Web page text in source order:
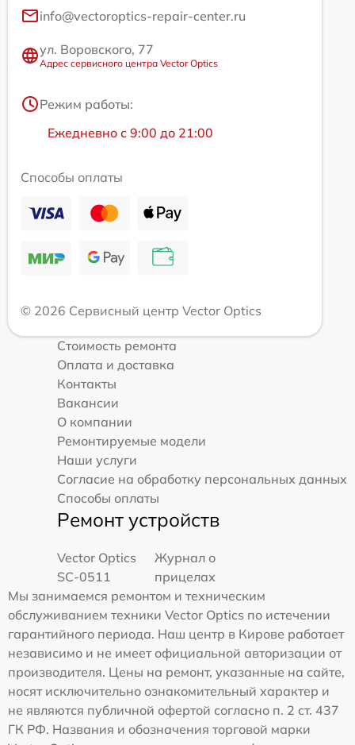
info@vectoroptics-repair-center.ru
ул. Воровского, 77
Адрес сервисного центра Vector Optics
Режим работы:
Ежедневно с 9:00 до 21:00
Способы оплаты
© 2026 Сервисный центр Vector Optics
Стоимость ремонта
Оплата и доставка
Контакты
Вакансии
О компании
Ремонтируемые модели
Наши услуги
Согласие на обработку персональных данных
Способы оплаты
Ремонт устройств
Vector Optics
SC-0511
Журнал о
прицелах
Мы занимаемся ремонтом и техническим
обслуживанием техники Vector Optics по истечении
гарантийного периода. Наш центр в Кирове работает
независимо и не имеет официальной авторизации от
производителя. Цены на ремонт, указанные на сайте,
носят исключительно ознакомительный характер и
не являются публичной офертой согласно п. 2 ст. 437
ГК РФ. Названия и обозначения торговой марки